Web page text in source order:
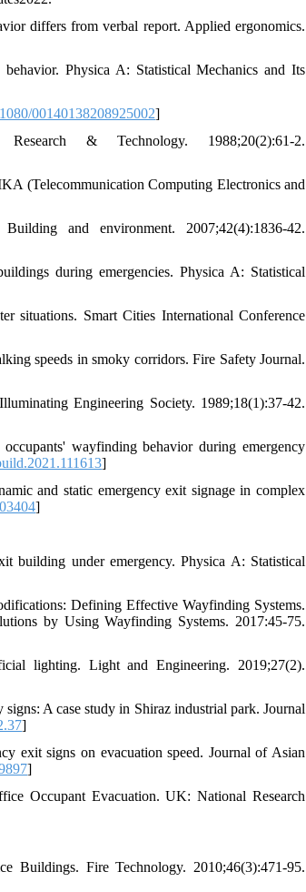
differs from verbal report. Applied ergonomics.
Physica A: Statistical Mechanics and Its
00140138208925002]
& Technology. 1988;20(2):61-2.
(Telecommunication Computing Electronics and
and environment. 2007;42(4):1836-42.
during emergencies. Physica A: Statistical
situations. Smart Cities International Conference
speeds in smoky corridors. Fire Safety Journal.
Engineering Society. 1989;18(1):37-42.
wayfinding behavior during emergency
]
and static emergency exit signage in complex
]
building under emergency. Physica A: Statistical
Defining Effective Wayfinding Systems.
by Using Wayfinding Systems. 2017:45-75.
lighting. Light and Engineering. 2019;27(2).
A case study in Shiraz industrial park. Journal
]
exit signs on evacuation speed. Journal of Asian
]
Occupant Evacuation. UK: National Research
Buildings. Fire Technology. 2010;46(3):471-95.